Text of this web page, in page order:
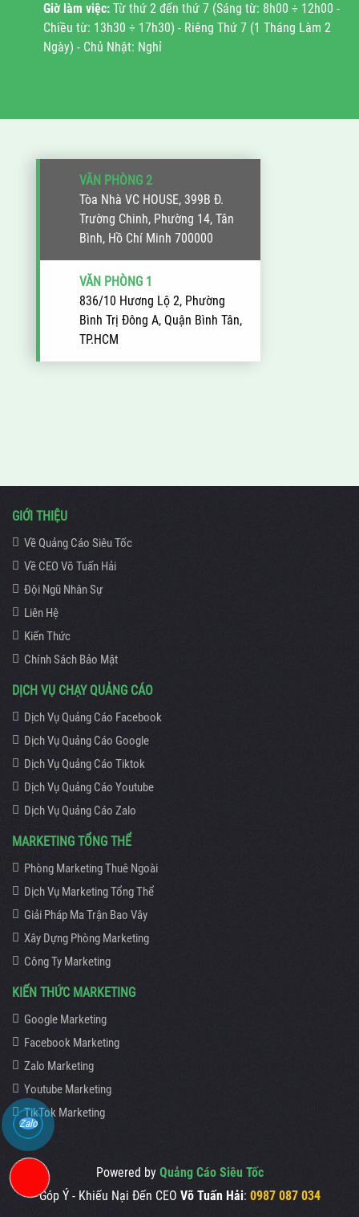
Giờ làm việc: Từ thứ 2 đến thứ 7 (Sáng từ: 8h00 ÷ 12h00 -
Chiều từ: 13h30 ÷ 17h30) - Riêng Thứ 7 (1 Tháng Làm 2
Ngày) - Chủ Nhật: Nghỉ
VĂN PHÒNG 2
Tòa Nhà VC HOUSE, 399B Đ.
Trường Chinh, Phường 14, Tân
Bình, Hồ Chí Minh 700000
VĂN PHÒNG 1
836/10 Hương Lộ 2, Phường
Bình Trị Đông A, Quận Bình Tân,
TP.HCM
GIỚI THIỆU
Về Quảng Cáo Siêu Tốc
Về CEO Võ Tuấn Hải
Đội Ngũ Nhân Sự
Liên Hệ
Kiến Thức
Chính Sách Bảo Mật
DỊCH VỤ CHẠY QUẢNG CÁO
Dịch Vụ Quảng Cáo Facebook
Dịch Vụ Quảng Cáo Google
Dịch Vụ Quảng Cáo Tiktok
Dịch Vụ Quảng Cáo Youtube
Dịch Vụ Quảng Cáo Zalo
MARKETING TỔNG THỂ
Phòng Marketing Thuê Ngoài
Dịch Vụ Marketing Tổng Thể
Giải Pháp Ma Trận Bao Vây
Xây Dựng Phòng Marketing
Công Ty Marketing
KIẾN THỨC MARKETING
Google Marketing
Facebook Marketing
Zalo Marketing
Youtube Marketing
TikTok Marketing
Powered by Quảng Cáo Siêu Tốc
Góp Ý - Khiếu Nại Đến CEO Võ Tuấn Hải: 0987 087 034
Zalo